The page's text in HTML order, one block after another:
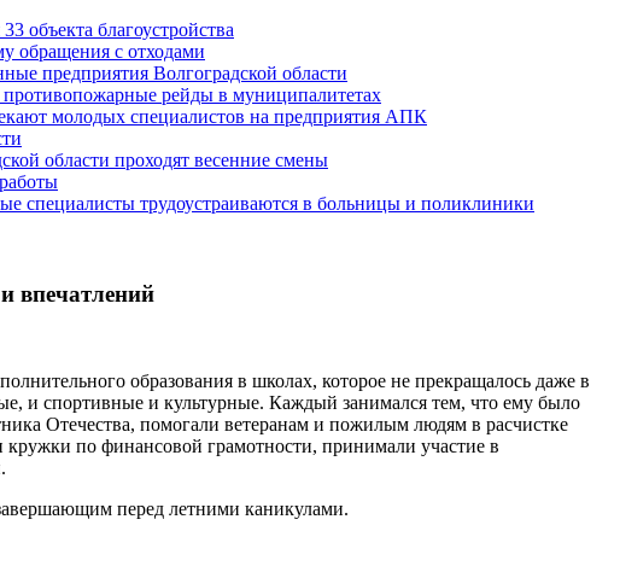
объекта благоустройства
обращения с отходами
предприятия Волгоградской области
противопожарные рейды в муниципалитетах
молодых специалистов на предприятия АПК
области проходят весенние смены
специалисты трудоустраиваются в больницы и поликлиники
впечатлений
образования в школах, которое не прекращалось даже в
и спортивные и культурные. Каждый занимался тем, что ему было
Отечества, помогали ветеранам и пожилым людям в расчистке
по финансовой грамотности, принимали участие в
завершающим перед летними каникулами.